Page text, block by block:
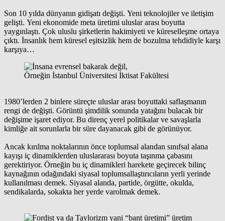
Son 10 yılda dünyanın gidişatı değişti. Yeni teknolojiler ve iletişim
gelişti. Yeni ekonomide meta üretimi uluslar arası boyutta
yaygınlaştı. Çok uluslu şirketlerin hakimiyeti ve küreselleşme ortaya
çıktı. İnsanlık hem küresel eşitsizlik hem de bozulma tehdidiyle karşı
karşıya…
Örneğin İstanbul Üniversitesi İktisat Fakültesi
1980’lerden 2 binlere süreçte uluslar arası boyuttaki saflaşmanın
rengi de değişti. Görüntü şimdilik sonunda yatağını bulacak bir
değişime işaret ediyor. Bu direnç yerel politikalar ve savaşlarla
kimliğe ait sorunlarla bir süre dayanacak gibi de görünüyor.
Ancak kırılma noktalarının önce toplumsal alandan sınıfsal alana
kayışı iç dinamiklerden uluslararası boyuta taşınma çabasını
gerektiriyor. Örneğin bu iç dinamikleri harekete geçirecek bilinç
kaynağının odağındaki siyasal toplumsallaştırıcıların yerli yerinde
kullanılması demek. Siyasal alanda, partide, örgütte, okulda,
sendikalarda, sokakta her yerde varolmak demek.